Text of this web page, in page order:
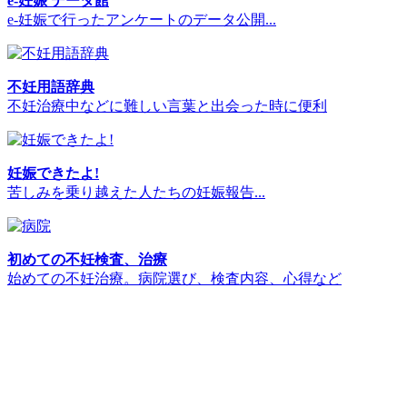
e-妊娠で行ったアンケートのデータ公開...
不妊用語辞典
不妊治療中などに難しい言葉と出会った時に便利
妊娠できたよ!
苦しみを乗り越えた人たちの妊娠報告...
初めての不妊検査、治療
始めての不妊治療。病院選び、検査内容、心得など